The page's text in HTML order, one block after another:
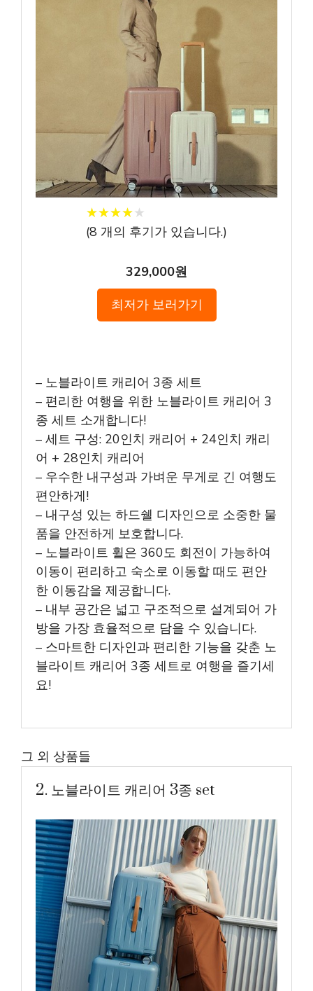
★★★★★
★★★★★
(8 개의 후기가 있습니다.)
329,000원
최저가 보러가기
– 노블라이트 캐리어 3종 세트
– 편리한 여행을 위한 노블라이트 캐리어 3
종 세트 소개합니다!
– 세트 구성: 20인치 캐리어 + 24인치 캐리
어 + 28인치 캐리어
– 우수한 내구성과 가벼운 무게로 긴 여행도
편안하게!
– 내구성 있는 하드쉘 디자인으로 소중한 물
품을 안전하게 보호합니다.
– 노블라이트 휠은 360도 회전이 가능하여
이동이 편리하고 숙소로 이동할 때도 편안
한 이동감을 제공합니다.
– 내부 공간은 넓고 구조적으로 설계되어 가
방을 가장 효율적으로 담을 수 있습니다.
– 스마트한 디자인과 편리한 기능을 갖춘 노
블라이트 캐리어 3종 세트로 여행을 즐기세
요!
그 외 상품들
2. 노블라이트 캐리어 3종 set